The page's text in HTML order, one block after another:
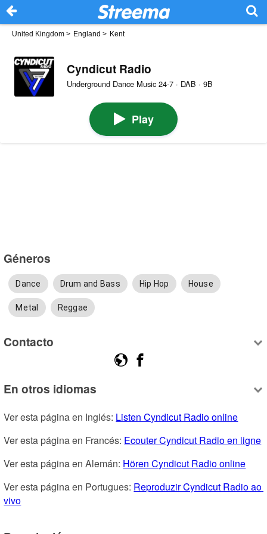
United Kingdom > England > Kent
Cyndicut Radio
Underground Dance Music 24-7 · DAB · 9B
Play
Géneros
Dance Drum and Bass Hip Hop House
Metal Reggae
Contacto
En otros idiomas
Ver esta página en Inglés: Listen Cyndicut Radio online
Ver esta página en Francés: Ecouter Cyndicut Radio en ligne
Ver esta página en Alemán: Hören Cyndicut Radio online
Ver esta página en Portugues: Reproduzir Cyndicut Radio ao
vivo